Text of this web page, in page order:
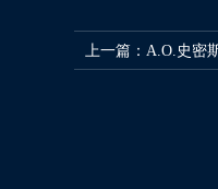
上一篇： A.O.史密